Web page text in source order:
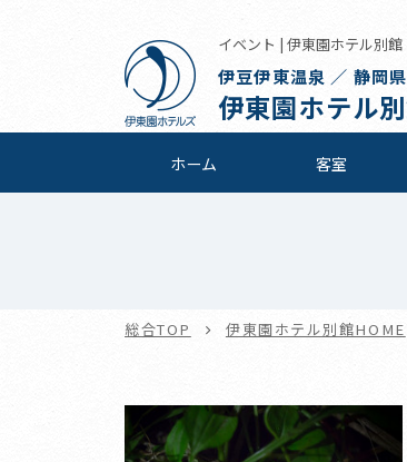
イベント | 伊東園ホテル別館
伊豆伊東温泉 ／ 静岡県
伊東園ホテル
ホーム 客室
総合TOP 伊東園ホテル別館HOME